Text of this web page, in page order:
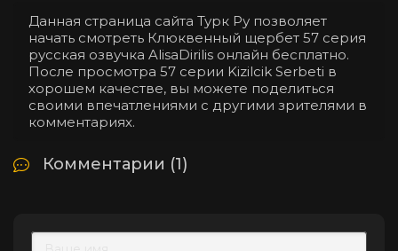
Данная страница сайта Турк Ру позволяет
начать смотреть Клюквенный щербет 57 серия
русская озвучка AlisaDirilis онлайн бесплатно.
После просмотра 57 серии Kizilcik Serbeti в
хорошем качестве, вы можете поделиться
своими впечатлениями с другими зрителями в
комментариях.
Комментарии (1)